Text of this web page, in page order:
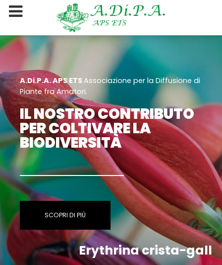
A.Di.P.A. APS ETSAssociazione per la Diffusione di
Piante fra Amatori.
IL NOSTRO CONTRIBUTO
PER COLTIVARE LA
BIODIVERSITÀ
SCOPRI DI PIÙ
Erythrina crista-gall